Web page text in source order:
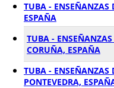
TUBA - ENSEÑANZAS
ESPAÑA
TUBA -
CORUÑA, ESPAÑA
TUBA - ENSEÑANZAS
PONTEVEDRA,